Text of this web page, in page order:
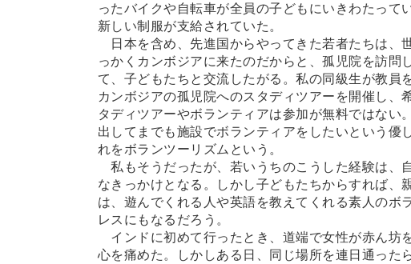
ったバイクや自転車が全員の子どもにいきわたっ
新しい制服が支給されていた。
日本を含め、先進国からやってきた若者たちは、
っかくカンボジアに来たのだからと、孤児院を訪問
て、子どもたちと交流したがる。私の同級生が教員
カンボジアの孤児院へのスタディツアーを開催し、
タディツアーやボランティアは参加が無料ではない
出してまでも施設でボランティアをしたいという優
れをボランツーリズムという。
私もそうだったが、若いうちのこうした経験は、
なきっかけとなる。しかし子どもたちからすれば、
は、遊んでくれる人や英語を教えてくれる素人のボ
レスにもなるだろう。
インドに初めて行ったとき、道端で女性が赤ん坊
心を痛めた。しかしある日、同じ場所を連日通った